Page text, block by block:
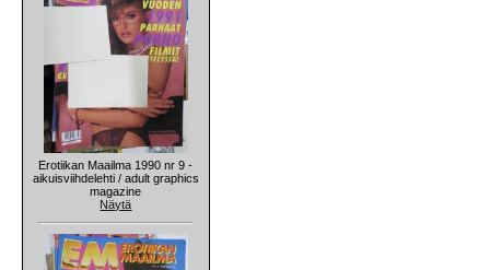
Erotiikan Maailma 1990 nr 9 -
aikuisviihdelehti / adult graphics
magazine
Näytä